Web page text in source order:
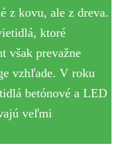
z kovu, ale z dreva.
ktoré
však prevažne
vzhľade. V roku
betónové a LED
veľmi